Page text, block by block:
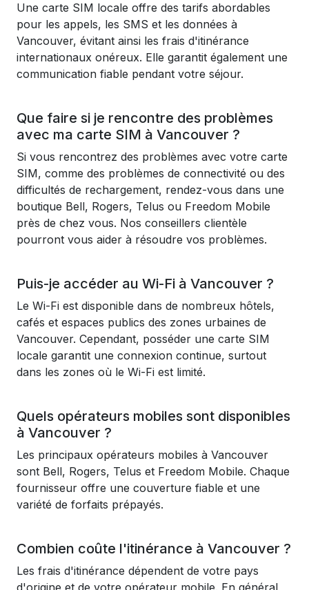
Une carte SIM locale offre des tarifs abordables
pour les appels, les SMS et les données à
Vancouver, évitant ainsi les frais d'itinérance
internationaux onéreux. Elle garantit également une
communication fiable pendant votre séjour.
Que faire si je rencontre des problèmes
avec ma carte SIM à Vancouver ?
Si vous rencontrez des problèmes avec votre carte
SIM, comme des problèmes de connectivité ou des
difficultés de rechargement, rendez-vous dans une
boutique Bell, Rogers, Telus ou Freedom Mobile
près de chez vous. Nos conseillers clientèle
pourront vous aider à résoudre vos problèmes.
Puis-je accéder au Wi-Fi à Vancouver ?
Le Wi-Fi est disponible dans de nombreux hôtels,
cafés et espaces publics des zones urbaines de
Vancouver. Cependant, posséder une carte SIM
locale garantit une connexion continue, surtout
dans les zones où le Wi-Fi est limité.
Quels opérateurs mobiles sont disponibles
à Vancouver ?
Les principaux opérateurs mobiles à Vancouver
sont Bell, Rogers, Telus et Freedom Mobile. Chaque
fournisseur offre une couverture fiable et une
variété de forfaits prépayés.
Combien coûte l'itinérance à Vancouver ?
Les frais d'itinérance dépendent de votre pays
d'origine et de votre opérateur mobile. En général,